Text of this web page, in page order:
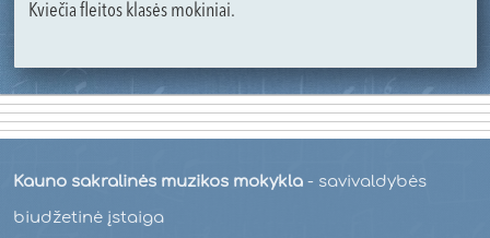
Kviečia fleitos klasės mokiniai.
Kauno sakralinės muzikos mokykla - savivaldybės
biudžetinė įstaiga